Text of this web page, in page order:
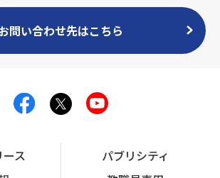
問い合わせ先はこちら
ス
パブリシティ